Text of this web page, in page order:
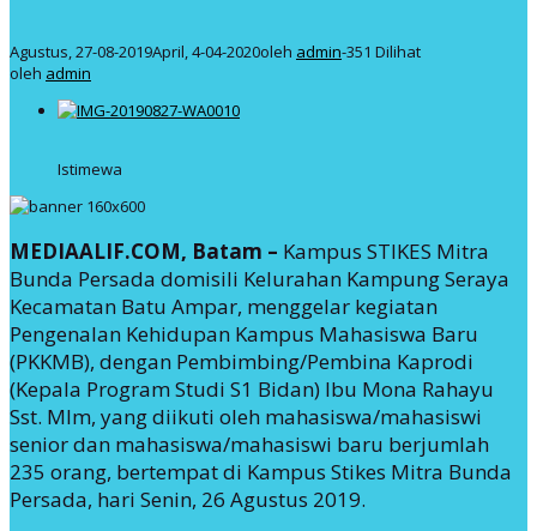
Agustus, 27-08-2019April, 4-04-2020oleh admin-351 Dilihat
oleh admin
Istimewa
MEDIAALIF.COM, Batam – Kampus STIKES Mitra
Bunda Persada domisili Kelurahan Kampung Seraya
Kecamatan Batu Ampar, menggelar kegiatan
Pengenalan Kehidupan Kampus Mahasiswa Baru
(PKKMB), dengan Pembimbing/Pembina Kaprodi
(Kepala Program Studi S1 Bidan) Ibu Mona Rahayu
Sst. Mlm, yang diikuti oleh mahasiswa/mahasiswi
senior dan mahasiswa/mahasiswi baru berjumlah
235 orang, bertempat di Kampus Stikes Mitra Bunda
Persada, hari Senin, 26 Agustus 2019.